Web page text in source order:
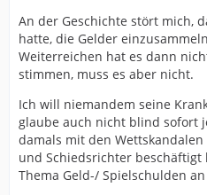
An der Geschichte stört mich,
hatte, die Gelder
Weiterreichen hat es dann
stimmen, muss es aber nicht.
Ich will niemandem seine
glaube auch nicht blind sofort
damals mit den
und Schiedsrichter beschäftigt
Thema Geld-/ Spielschulden